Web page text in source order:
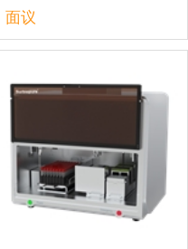
面议